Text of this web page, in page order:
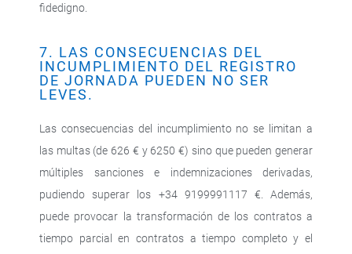
fidedigno.
7. LAS CONSECUENCIAS DEL
INCUMPLIMIENTO DEL REGISTRO
DE JORNADA PUEDEN NO SER
LEVES.
Las consecuencias del incumplimiento no se limitan a
las multas (de 626 € y 6250 €) sino que pueden generar
múltiples sanciones e indemnizaciones derivadas,
pudiendo superar los +34 9199991117 €. Además,
puede provocar la transformación de los contratos a
tiempo parcial en contratos a tiempo completo y el